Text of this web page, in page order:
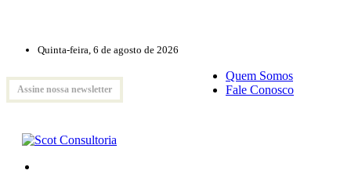
Quinta-feira, 6 de agosto de 2026
Assine nossa newsletter
Quem Somos
Fale Conosco